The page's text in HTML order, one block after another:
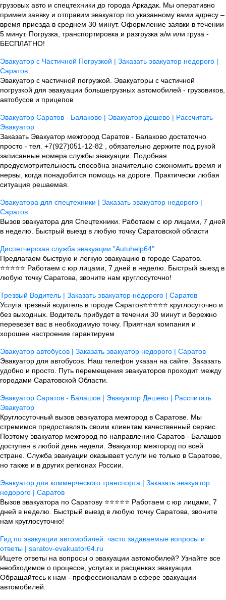
грузовых авто и спецтехники до города Аркадак. Мы оперативно
примем заявку и отправим эвакуатор по указанному вами адресу –
время приезда в среднем 30 минут. Оформление заявки в течении
5 минут. Погрузка, транспортировка и разгрузка а/м или груза -
БЕСПЛАТНО!
Эвакуатор с Частичной Погрузкой | Заказать эвакуатор недорого |
Саратов
Эвакуатор с частичной погрузкой. Эвакуаторы с частичной
погрузкой для эвакуации большегрузных автомобилей - грузовиков,
автобусов и прицепов
Эвакуатор Саратов - Балаково | Эвакуатор Дешево | Рассчитать
Эвакуатор
Заказать Эвакуатор межгород Саратов - Балаково достаточно
просто - тел. +7(927)051-12-82 , обязательно держите под рукой
записанные номера службы эвакуации. Подобная
предусмотрительность способна значительно сэкономить время и
нервы, когда понадобится помощь на дороге. Практически любая
ситуация решаемая.
Эвакуатора для спецтехники | Заказать эвакуатор недорого |
Саратов
Вызов эвакуатора для Спецтехники. Работаем с юр лицами, 7 дней
в неделю. Быстрый выезд в любую точку Саратовской области
Диспетчерская служба эвакуации "Autohelp64"
Предлагаем быструю и легкую эвакуацию в городе Саратов.
⭐⭐⭐⭐⭐ Работаем с юр лицами, 7 дней в неделю. Быстрый выезд в
любую точку Саратова, звоните нам круглосуточно!
Трезвый Водитель | Заказать эвакуатор недорого | Саратов
Услуга трезвый водитель в городе Саратов⭐⭐⭐⭐⭐ круглосуточно и
без выходных. Водитель прибудет в течении 30 минут и бережно
перевезет вас в необходимую точку. Приятная компания и
хорошее настроение гарантируем
Эвакуатор автобусов | Заказать эвакуатор недорого | Саратов
Эвакуатор для автобусов. Наш телефон указан на сайте. Заказать
удобно и просто. Путь перемещения эвакуаторов проходит между
городами Саратовской Области.
Эвакуатор Саратов - Балашов | Эвакуатор Дешево | Рассчитать
Эвакуатор
Круглосуточный вызов эвакуатора межгород в Саратове. Мы
стремимся предоставлять своим клиентам качественный сервис.
Поэтому эвакуатор межгород по направлению Саратов - Балашов
доступен в любой день недели. Эвакуатор межгород по всей
стране. Служба эвакуации оказывает услуги не только в Саратове,
но также и в других регионах России.
Эвакуатор для коммерческого транспорта | Заказать эвакуатор
недорого | Саратов
Вызов эвакуатора по Саратову ⭐⭐⭐⭐⭐ Работаем с юр лицами, 7
дней в неделю. Быстрый выезд в любую точку Саратова, звоните
нам круглосуточно!
Гид по эвакуации автомобилей: часто задаваемые вопросы и
ответы | saratov-evakuator64.ru
Ищете ответы на вопросы о эвакуации автомобилей? Узнайте все
необходимое о процессе, услугах и расценках эвакуации.
Обращайтесь к нам - профессионалам в сфере эвакуации
автомобилей.